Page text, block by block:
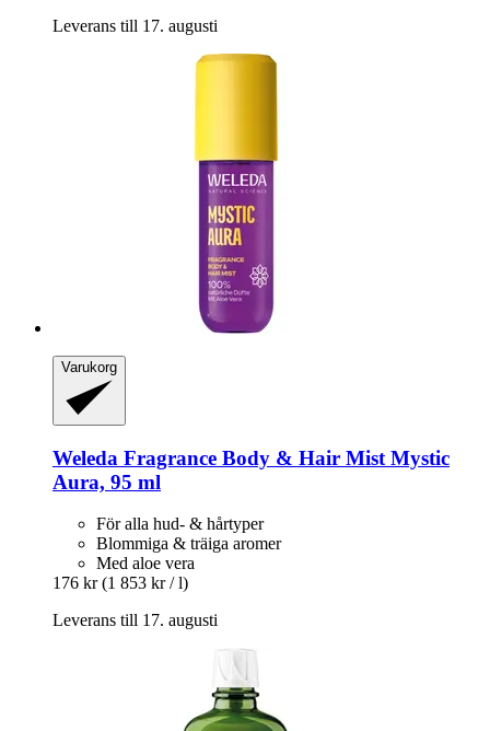
Leverans till 17. augusti
Varukorg
Weleda Fragrance Body & Hair Mist Mystic
Aura, 95 ml
För alla hud- & hårtyper
Blommiga & träiga aromer
Med aloe vera
176 kr (1 853 kr / l)
Leverans till 17. augusti